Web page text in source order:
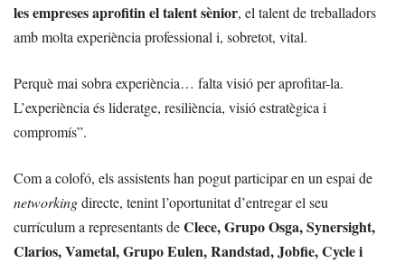
les empreses aprofitin el talent sènior, el talent de treballadors
amb molta experiència professional i, sobretot, vital.
Perquè mai sobra experiència… falta visió per aprofitar-la.
L’experiència és lideratge, resiliència, visió estratègica i
compromís”.
Com a colofó, els assistents han pogut participar en un espai de
networkingdirecte, tenint l’oportunitat d’entregar el seu
currículum a representants deClece, Grupo Osga, Synersight,
Clarios, Vametal, Grupo Eulen, Randstad, Jobfie, Cycle i